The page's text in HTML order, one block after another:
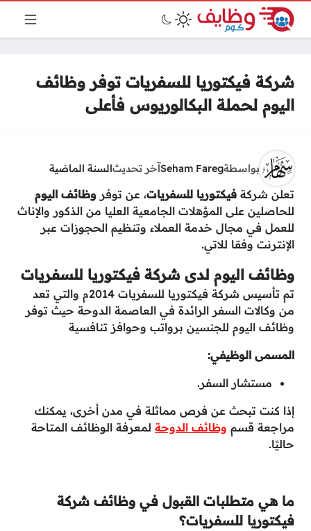
شركة فيكتوريا للسفريات توفر وظائف
اليوم لحملة البكالوريوس فأعلى
بواسطةSeham Faregآخر تحديثالسنة الماضية
تعلن شركة فيكتوريا للسفريات، عن توفر وظائف اليوم
للحاصلين على المؤهلات الجامعية العليا من الذكور والإناث
للعمل في مجال خدمة العملاء وتنظيم الحجوزات عبر
الإنترنت وفقا للاتي.
وظائف اليوم لدى شركة فيكتوريا للسفريات
تم تأسيس شركة فيكتوريا للسفريات 2014م والتي تعد
من وكالات السفر الرائدة في العاصمة الدوحة حيث توفر
وظائف اليوم للجنسين برواتب وحوافز تنافسية
المسمى الوظيفي:
مستشار السفر.
إذا كنت تبحث عن فرص مماثلة في مدن أخرى، يمكنك
مراجعة قسم وظائف الدوحة لمعرفة الوظائف المتاحة
حاليًا.
ما هي متطلبات القبول في وظائف شركة
فيكتوريا للسفريات؟